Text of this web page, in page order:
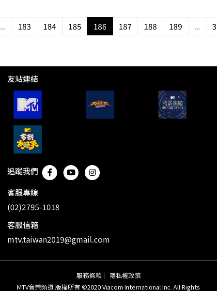
... 183 184 185 186 187 188 189 ...
友站連結
追蹤我們
客服專線
(02)2795-1018
客服信箱
mtv.taiwan2019@gmail.com
服務條款 ｜ 隱私權政策
MTV音樂頻道 版權所有 ©2020 Viacom International Inc. All Rights